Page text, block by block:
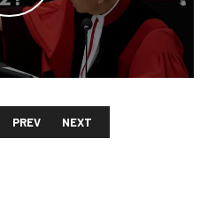
PREVIOUS ARTICLE: PARTAI
PREV NEXT ARTICLE:
NEXT